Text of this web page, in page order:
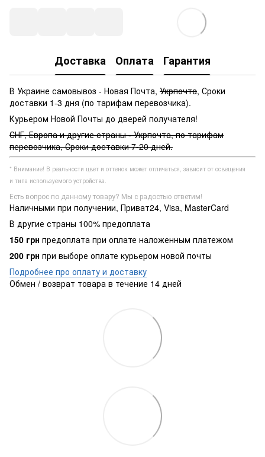
Доставка Оплата Гарантия
В Украине самовывоз - Новая Почта, Укрпочта, Сроки
доставки 1-3 дня (по тарифам перевозчика).
Курьером Новой Почты до дверей получателя!
СНГ, Европа и другие страны - Укрпочта, по тарифам
перевозчика, Сроки доставки 7-20 дней.
* Внимание! В реальности цвет и оттенок может отличаться, зависит от освещения
и типа используемого устройства.
Есть вопрос по данному товару? Мы с радостью ответим!
Наличными при получении, Приват24, Visa, MasterCard
В другие страны 100% предоплата
150 грн предоплата при оплате наложенным платежом
200 грн при выборе оплате курьером новой почты
Подробнее про оплату и доставку
Обмен / возврат товара в течение 14 дней